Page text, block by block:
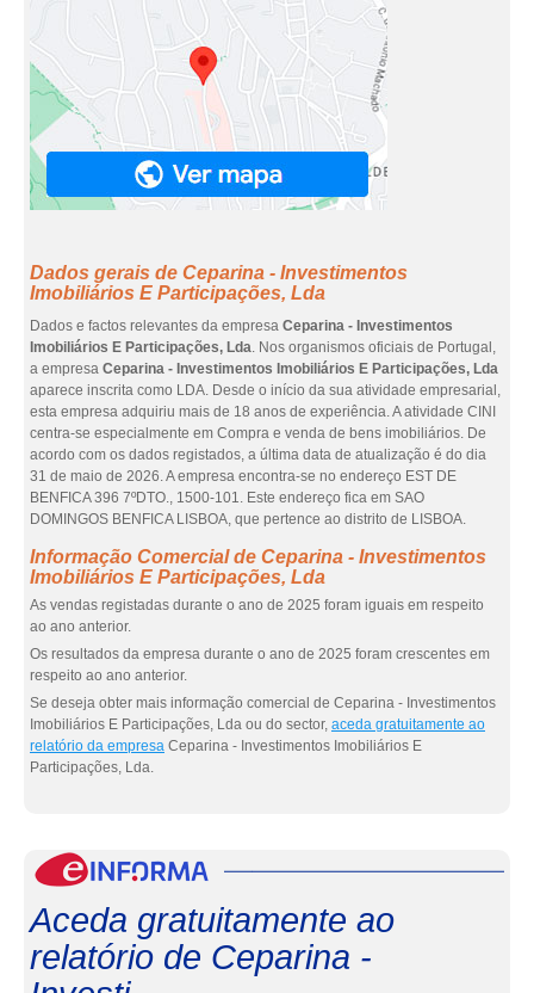
Dados gerais de Ceparina - Investimentos
Imobiliários E Participações, Lda
Dados e factos relevantes da empresa Ceparina - Investimentos
Imobiliários E Participações, Lda. Nos organismos oficiais de Portugal,
a empresa Ceparina - Investimentos Imobiliários E Participações, Lda
aparece inscrita como LDA. Desde o início da sua atividade empresarial,
esta empresa adquiriu mais de 18 anos de experiência. A atividade CINI
centra-se especialmente em Compra e venda de bens imobiliários. De
acordo com os dados registados, a última data de atualização é do dia
31 de maio de 2026. A empresa encontra-se no endereço EST DE
BENFICA 396 7ºDTO., 1500-101. Este endereço fica em SAO
DOMINGOS BENFICA LISBOA, que pertence ao distrito de LISBOA.
Informação Comercial de Ceparina - Investimentos
Imobiliários E Participações, Lda
As vendas registadas durante o ano de 2025 foram iguais em respeito
ao ano anterior.
Os resultados da empresa durante o ano de 2025 foram crescentes em
respeito ao ano anterior.
Se deseja obter mais informação comercial de Ceparina - Investimentos
Imobiliários E Participações, Lda ou do sector, aceda gratuitamente ao
relatório da empresa Ceparina - Investimentos Imobiliários E
Participações, Lda.
Aceda gratuitamente ao
relatório de Ceparina -